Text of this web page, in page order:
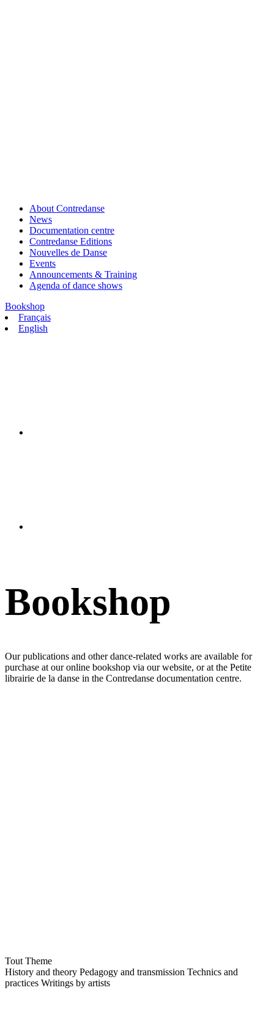
About Contredanse
News
Documentation centre
Contredanse Editions
Nouvelles de Danse
Events
Announcements & Training
Agenda of dance shows
Bookshop
Français
English
Bookshop
Our publications and other dance-related works are available for
purchase at our online bookshop via our website, or at the Petite
librairie de la danse in the Contredanse documentation centre.
Tout Theme
History and theory Pedagogy and transmission Technics and
practices Writings by artists